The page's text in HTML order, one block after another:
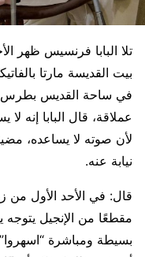
تلا البابا فرنسيس ظهر
بيت القديسة مارتا
في ساحة القديس بطرس
عملاقة، قال البابا إنه
لأن صوته لا يساعده،
نيابة عنه.
قال: في الأحد الأول من
مقطعًا من الإنجيل يتوجه
بسيطة ومباشرة